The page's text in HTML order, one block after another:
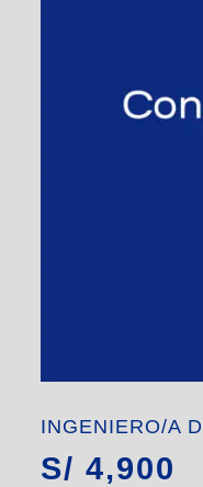
INGENIERO/A
S/ 4,900